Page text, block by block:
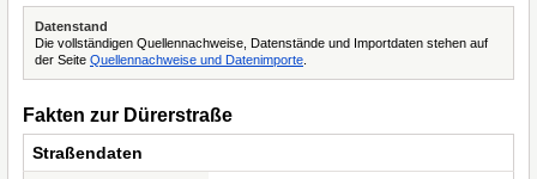
Datenstand
Die vollständigen Quellennachweise, Datenstände und Importdaten stehen auf
der Seite Quellennachweise und Datenimporte
Fakten zur Dürerstraße
Straßendaten